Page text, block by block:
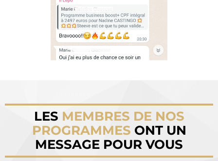
LES MEMBRES DE NOS
PROGRAMMES ONT UN
MESSAGE POUR VOUS